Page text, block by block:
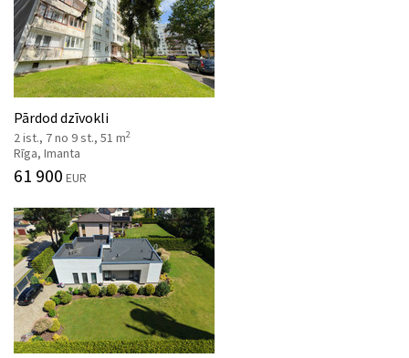
Pārdod dzīvokli
2 ist., 7 no 9 st., 51 m2
Rīga, Imanta
61 900 EUR